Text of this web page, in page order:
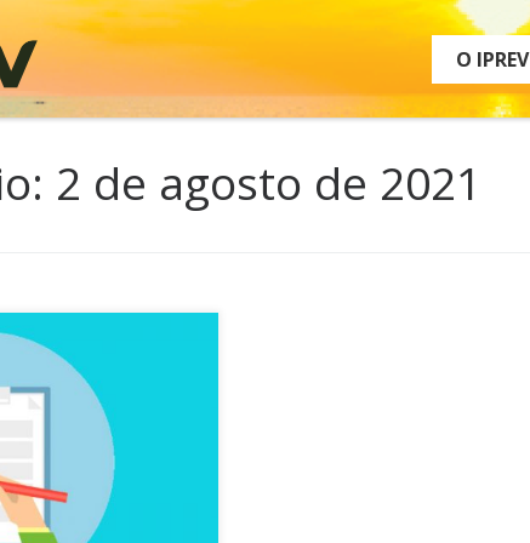
O IPREV
2 de agosto de 2021
aposentadoria dos
ocorre em duas
no setor de recursos
servidor e a segunda
e concessão: 1ª
contagem […]